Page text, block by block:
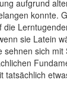
aufgrund
konnte.
die
sie Latein
sehnen sich
tatsächlich